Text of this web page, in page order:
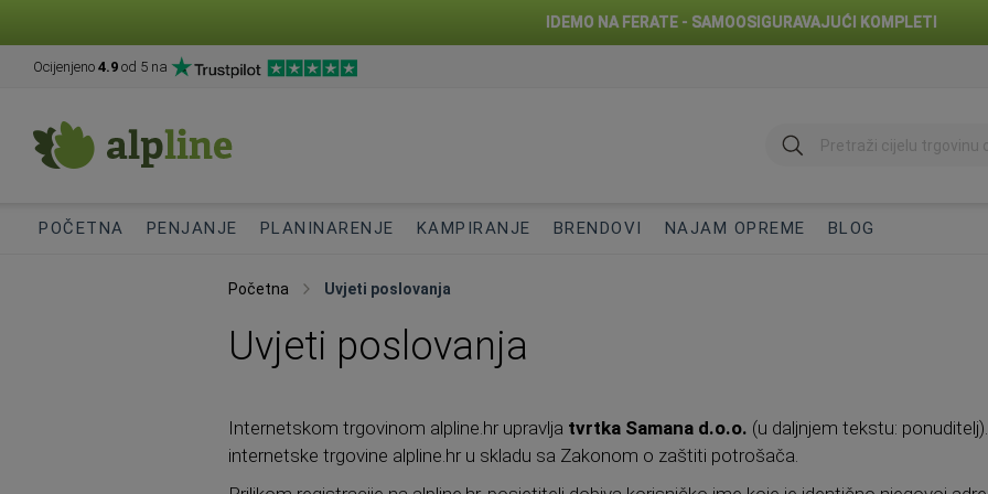
IDEMO NA FERATE - SAMOOSIGURAVAJUĆI KOMPLETI
Ocijenjeno 4.9 od 5 na
traži
POČETNA PENJANJE PLANINARENJE KAMPIRANJE BRENDOVI NAJAM OPREME BLOG
Početna Uvjeti poslovanja
Uvjeti poslovanja
Internetskom trgovinom alpline.hr upravlja tvrtka Samana d.o.o. (u daljnjem tekstu:
internetske trgovine alpline.hr u skladu sa Zakonom o zaštiti potrošača.